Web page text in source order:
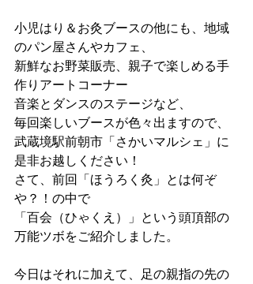
小児はり＆お灸ブースの他にも、地域
のパン屋さんやカフェ、
新鮮なお野菜販売、親子で楽しめる手
作りアートコーナー
音楽とダンスのステージなど、
毎回楽しいブースが色々出ますので、
武蔵境駅前朝市「さかいマルシェ」に
是非お越しください！
さて、前回「ほうろく灸」とは何ぞ
や？！の中で
「百会（ひゃくえ）」という頭頂部の
万能ツボをご紹介しました。
今日はそれに加えて、足の親指の先の